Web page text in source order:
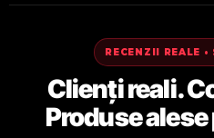
RECENZII REALE
Clienți reali.
Produse